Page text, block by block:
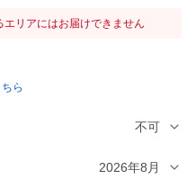
リアにはお届けできません
ら
不可
2026年8月